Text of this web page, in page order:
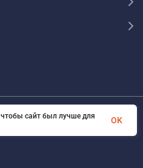
права защищены
сайт был лучше для
OK